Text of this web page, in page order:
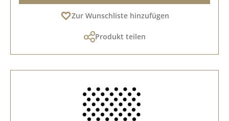
Zur Wunschliste hinzufügen
Produkt teilen